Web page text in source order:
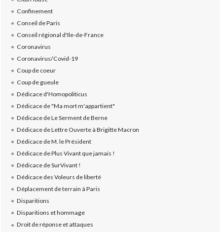
Confinement
Conseil de Paris
Conseil régional d'Ile-de-France
Coronavirus
Coronavirus/Covid-19
Coup de coeur
Coup de gueule
Dédicace d'Homopoliticus
Dédicace de "Ma mort m'appartient"
Dédicace de Le Serment de Berne
Dédicace de Lettre Ouverte à Brigitte Macron
Dédicace de M. le Président
Dédicace de Plus Vivant que jamais !
Dédicace de SurVivant !
Dédicace des Voleurs de liberté
Déplacement de terrain à Paris
Disparitions
Disparitions et hommage
Droit de réponse et attaques